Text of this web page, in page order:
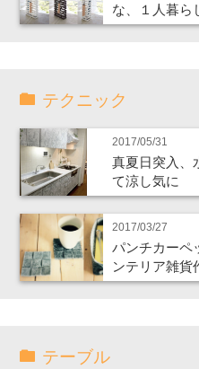
な、１人暮ら
テクニック
2017/05/31
真夏日突入、
て涼し気に
2017/03/27
パンチカーペ
ンテリア雑貨
テーブル